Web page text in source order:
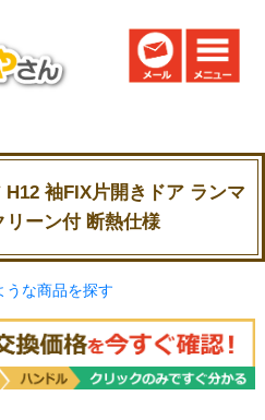
H12 袖FIX片開きドア ランマ
ーン付 断熱仕様
うな商品を探す